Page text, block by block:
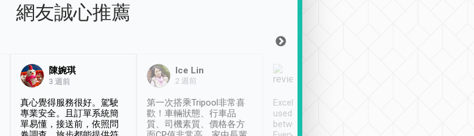
網友誠心推薦
陳婉琪
3 週前
真心覺得服務很好。駕駛
專業安全。且訂單系統簡
單易懂，接送前，依照問
Ice Lin
2 週前
第一次搭乘Tripool非常喜
歡！車輛狀態、行車品
質、司機素質、價格各方
Excellent service. We have
used Tripool to travel
between cities in Taiwan.